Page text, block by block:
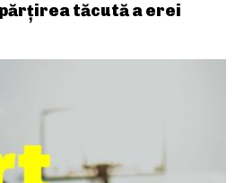
tăcută a erei